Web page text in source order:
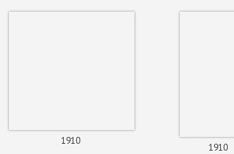
1910
1910